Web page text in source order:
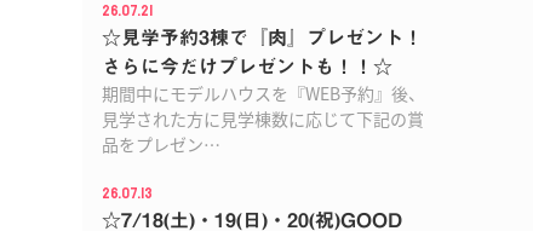
26.07.21
☆見学予約3棟で『肉』プレゼント！
さらに今だけプレゼントも！！☆
期間中にモデルハウスを『WEB予約』後、
見学された方に見学棟数に応じて下記の賞
品をプレゼン…
26.07.13
☆7/18(土)・19(日)・20(祝)GOOD